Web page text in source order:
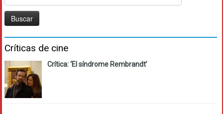
Críticas de cine
Crítica: ‘El síndrome Rembrandt’